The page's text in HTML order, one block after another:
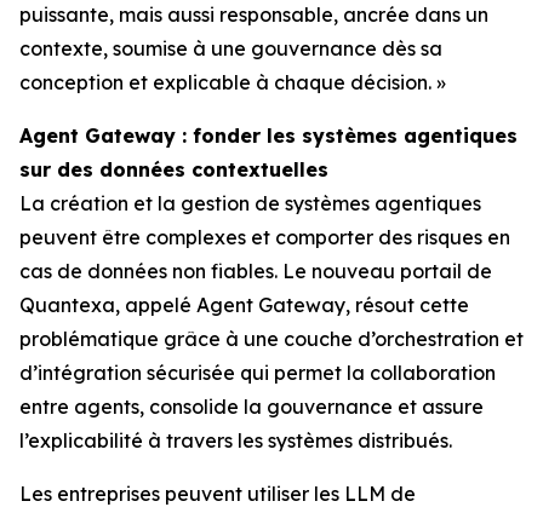
puissante, mais aussi responsable, ancrée dans un
contexte, soumise à une gouvernance dès sa
conception et explicable à chaque décision. »
Agent Gateway : fonder les systèmes agentiques
sur des données contextuelles
La création et la gestion de systèmes agentiques
peuvent être complexes et comporter des risques en
cas de données non fiables. Le nouveau portail de
Quantexa, appelé Agent Gateway, résout cette
problématique grâce à une couche d’orchestration et
d’intégration sécurisée qui permet la collaboration
entre agents, consolide la gouvernance et assure
l’explicabilité à travers les systèmes distribués.
Les entreprises peuvent utiliser les LLM de